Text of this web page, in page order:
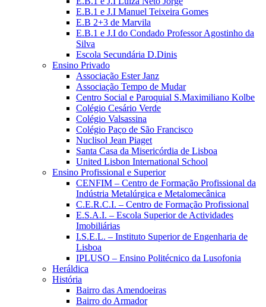
E.B.1 e J.I Manuel Teixeira Gomes
E.B 2+3 de Marvila
E.B.1 e J.I do Condado Professor Agostinho da
Silva
Escola Secundária D.Dinis
Ensino Privado
Associação Ester Janz
Associação Tempo de Mudar
Centro Social e Paroquial S.Maximiliano Kolbe
Colégio Cesário Verde
Colégio Valsassina
Colégio Paço de São Francisco
Nuclisol Jean Piaget
Santa Casa da Misericórdia de Lisboa
United Lisbon International School
Ensino Profissional e Superior
CENFIM – Centro de Formação Profissional da
Indústria Metalúrgica e Metalomecânica
C.E.R.C.I. – Centro de Formação Profissional
E.S.A.I. – Escola Superior de Actividades
Imobiliárias
I.S.E.L. – Instituto Superior de Engenharia de
Lisboa
IPLUSO – Ensino Politécnico da Lusofonia
Heráldica
História
Bairro das Amendoeiras
Bairro do Armador